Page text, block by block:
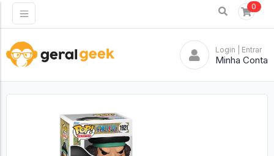
0
Login | Entrar
Minha Conta